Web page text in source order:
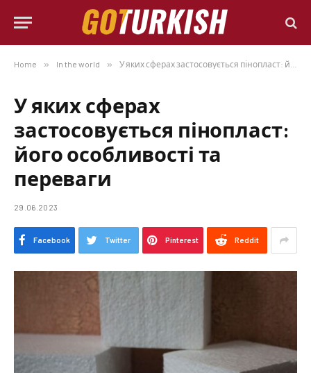
Home » In the world » У яких сферах застосовується пінопласт: його особливості та переваги
У яких сферах
застосовується пінопласт:
його особливості та
переваги
29.06.2023
Facebook Twitter Pinterest Reddit